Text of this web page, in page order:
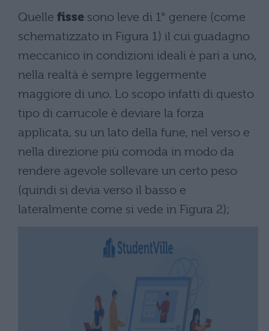
Quelle fisse sono leve di 1° genere (come
schematizzato in Figura 1) il cui guadagno
meccanico in condizioni ideali è pari a uno,
nella realtà è sempre leggermente
maggiore di uno. Lo scopo infatti di questo
tipo di carrucole è deviare la forza
applicata, su un lato della fune, nel verso e
nella direzione più comoda in modo da
rendere agevole sollevare un certo peso
(quindi si devia verso il basso e
lateralmente come si vede in Figura 2);